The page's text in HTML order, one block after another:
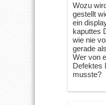
Wozu
gestellt
ein
kaputtes
wie nie
gerade
Wer von
Defektes
musste?